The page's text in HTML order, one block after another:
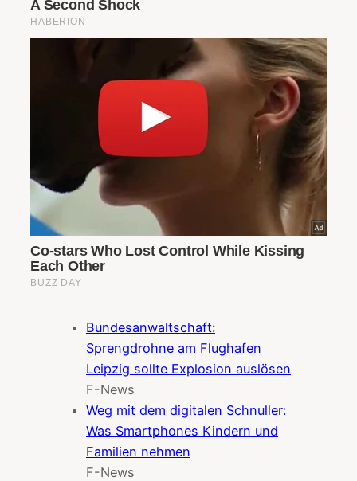
Bundesanwaltschaft:
Sprengdrohne am Flughafen
Leipzig sollte Explosion auslösen
F-News
Weg mit dem digitalen Schnuller:
Was Smartphones Kindern und
Familien nehmen
F-News